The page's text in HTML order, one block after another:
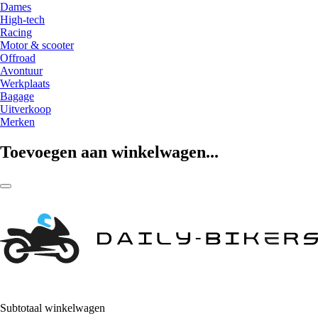
Dames
High-tech
Racing
Motor & scooter
Offroad
Avontuur
Werkplaats
Bagage
Uitverkoop
Merken
Toevoegen aan winkelwagen...
Subtotaal winkelwagen